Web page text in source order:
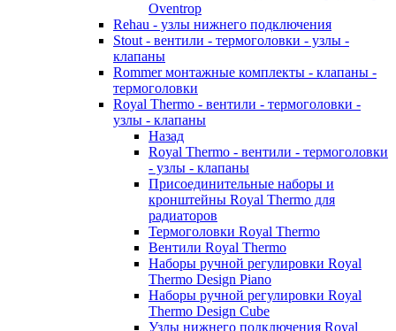
Oventrop
Rehau - узлы нижнего подключения
Stout - вентили - термоголовки - узлы -
клапаны
Rommer монтажные комплекты - клапаны -
термоголовки
Royal Thermo - вентили - термоголовки -
узлы - клапаны
Назад
Royal Thermo - вентили - термоголовки
- узлы - клапаны
Присоединительные наборы и
кронштейны Royal Thermo для
радиаторов
Термоголовки Royal Thermo
Вентили Royal Thermo
Наборы ручной регулировки Royal
Thermo Design Piano
Наборы ручной регулировки Royal
Thermo Design Cube
Узлы нижнего подключения Royal